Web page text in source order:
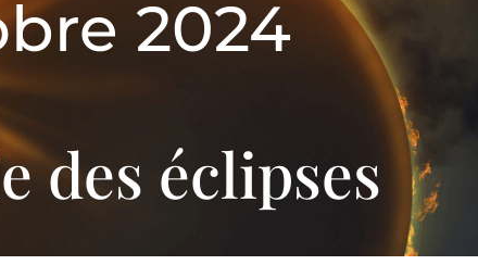
2024
des éclipses